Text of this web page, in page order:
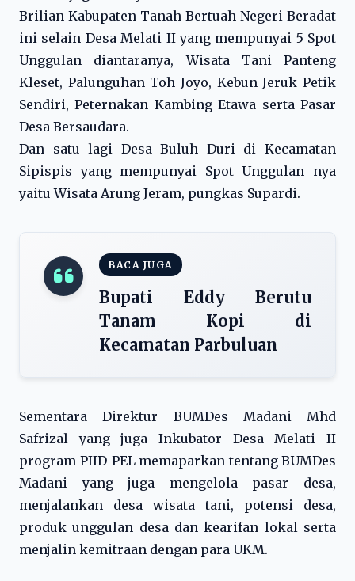
Brilian Kabupaten Tanah Bertuah Negeri Beradat
ini selain Desa Melati II yang mempunyai 5 Spot
Unggulan diantaranya, Wisata Tani Panteng
Kleset, Palunguhan Toh Joyo, Kebun Jeruk Petik
Sendiri, Peternakan Kambing Etawa serta Pasar
Desa Bersaudara.
Dan satu lagi Desa Buluh Duri di Kecamatan
Sipispis yang mempunyai Spot Unggulan nya
yaitu Wisata Arung Jeram, pungkas Supardi.
BACA JUGA
Bupati Eddy Berutu
Tanam Kopi di
Kecamatan Parbuluan
Sementara Direktur BUMDes Madani Mhd
Safrizal yang juga Inkubator Desa Melati II
program PIID-PEL memaparkan tentang BUMDes
Madani yang juga mengelola pasar desa,
menjalankan desa wisata tani, potensi desa,
produk unggulan desa dan kearifan lokal serta
menjalin kemitraan dengan para UKM.